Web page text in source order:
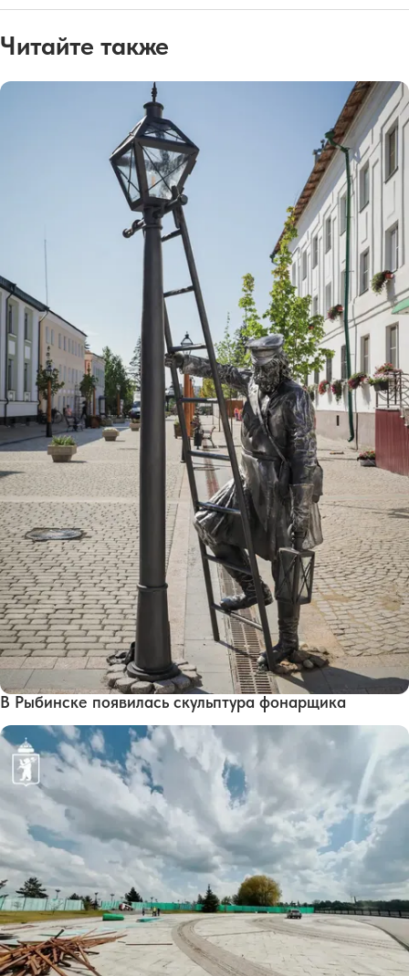
Читайте также
В Рыбинске появилась скульптура фонарщика